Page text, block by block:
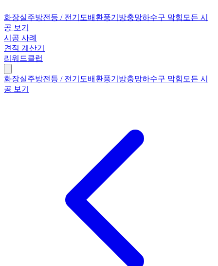
화장실주방전등 / 전기 도배 환풍기 방충망하수구 막힘 모든 시
공 보기
시공 사례
견적 계산기
리워드클럽
화장실주방전등 / 전기 도배 환풍기 방충망하수구 막힘 모든 시
공 보기